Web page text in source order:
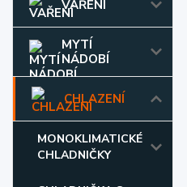
VAŘENÍ
MYTÍ
NÁDOBÍ
CHLAZENÍ
MONOKLIMATICKÉ
CHLADNIČKY